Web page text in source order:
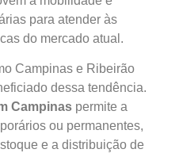
para atender às
do mercado atual.
Campinas e Ribeirão
dessa tendência.
Campinas permite a
ou permanentes,
e a distribuição de